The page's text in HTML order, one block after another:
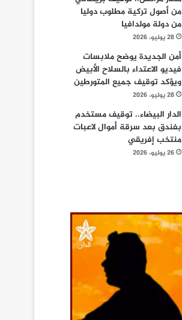
من أصول تركية مطلوب دوليا
من دولة مولدافيا
28 يوليو، 2026
أمن الجديدة يوضح ملابسات
فيديو الاعتداء بالسلاح الأبيض
ويؤكد توقيف جميع المتورطين
28 يوليو، 2026
الدار البيضاء.. توقيف مستخدم
بفندق بعد سرقة أموال لاعبات
منتخب إفريقي
26 يوليو، 2026